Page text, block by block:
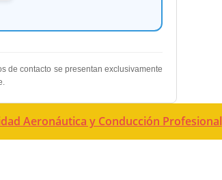
de contacto se presentan exclusivamente
Aeronáutica y Conducción Profesional